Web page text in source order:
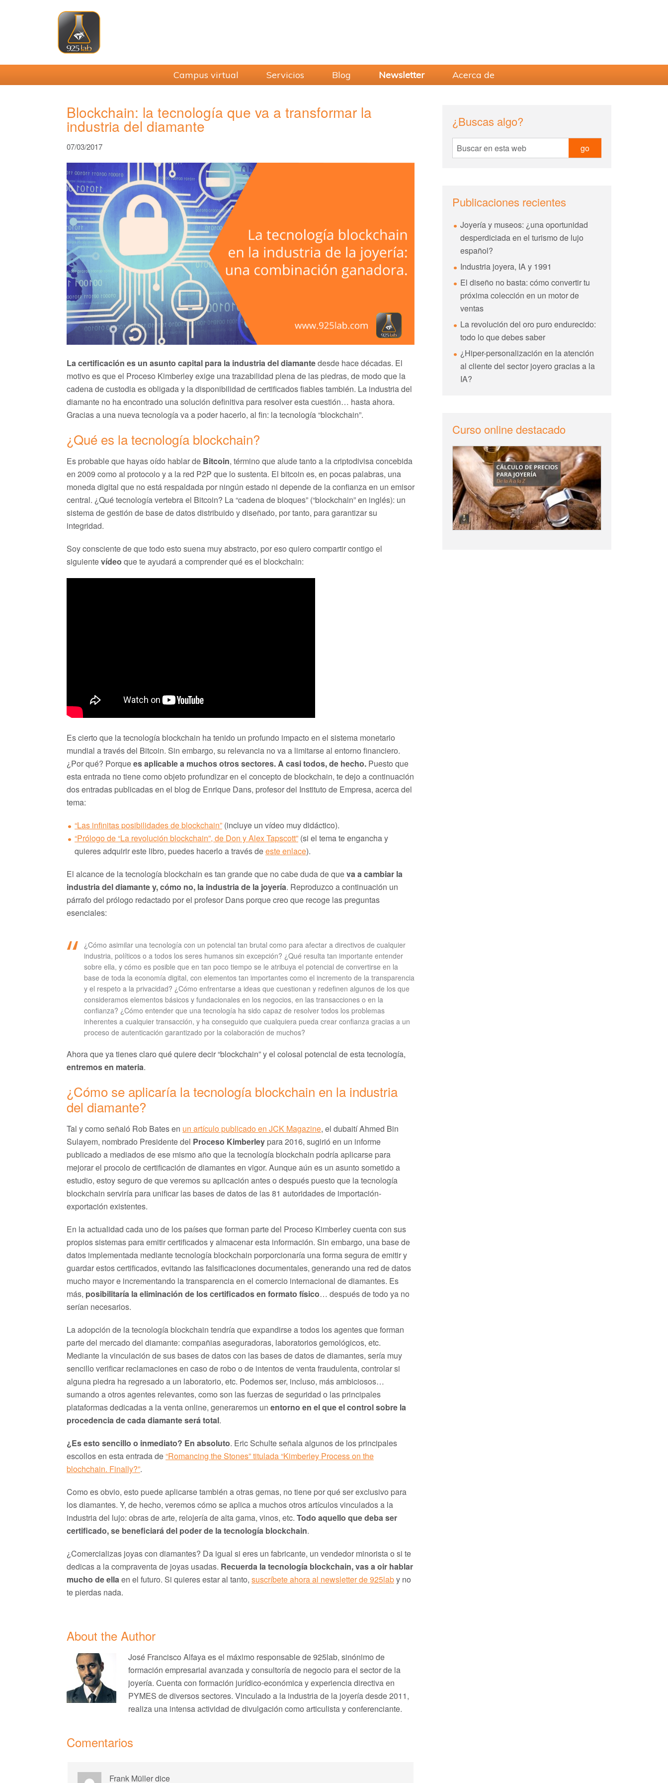
Campus virtual
Servicios Blog Newsletter Acerca de
Blockchain: la tecnología que va a transformar la
industria del diamante
07/03/2017
La certificación es un asunto capital para la industria del diamantedesde hace décadas. El
motivo es que el Proceso Kimberley exige una trazabilidad plena de las piedras, de modo que la
cadena de custodia es obligada y la disponibilidad de certificados fiables también. La industria del
diamante no ha encontrado una solución definitiva para resolver esta cuestión… hasta ahora.
Gracias a una nueva tecnología va a poder hacerlo, al fin: la tecnología “blockchain”.
¿Qué es la tecnología blockchain?
Es probable que hayas oído hablar de Bitcoin, término que alude tanto a la criptodivisa concebida
en 2009 como al protocolo y a la red P2P que lo sustenta. El bitcoin es, en pocas palabras, una
moneda digital que no está respaldada por ningún estado ni depende de la confianza en un emisor
central. ¿Qué tecnología vertebra el Bitcoin? La “cadena de bloques” (“blockchain” en inglés): un
sistema de gestión de base de datos distribuido y diseñado, por tanto, para garantizar su
integridad.
Soy consciente de que todo esto suena muy abstracto, por eso quiero compartir contigo el
siguientevídeo que te ayudará a comprender qué es el blockchain:
Es cierto que la tecnología blockchain ha tenido un profundo impacto en el sistema monetario
mundial a través del Bitcoin. Sin embargo, su relevancia no va a limitarse al entorno financiero.
¿Por qué? Porquees aplicable a muchos otros sectores. A casi todos, de hecho. Puesto que
esta entrada no tiene como objeto profundizar en el concepto de blockchain, te dejo a continuación
dos entradas publicadas en el blog de Enrique Dans, profesor del Instituto de Empresa, acerca del
tema:
“Las infinitas posibilidades de blockchain” (incluye un vídeo muy didáctico).
“Prólogo de “La revolución blockchain”, de Don y Alex Tapscott” (si el tema te engancha y
quieres adquirir este libro, puedes hacerlo a través deeste enlace).
El alcance de la tecnología blockchain es tan grande que no cabe duda de queva a cambiar la
industria del diamante y, cómo no, la industria de la joyería. Reproduzco a continuación un
párrafo del prólogo redactado por el profesor Dans porque creo que recoge las preguntas
esenciales:
¿Cómo asimilar una tecnología con un potencial tan brutal como para afectar a directivos de cualquier
industria, políticos o a todos los seres humanos sin excepción? ¿Qué resulta tan importante entender
sobre ella, y cómo es posible que en tan poco tiempo se le atribuya el potencial de convertirse en la
base de toda la economía digital, con elementos tan importantes como el incremento de la transparencia
y el respeto a la privacidad? ¿Cómo enfrentarse a ideas que cuestionan y redefinen algunos de los que
consideramos elementos básicos y fundacionales en los negocios, en las transacciones o en la
confianza? ¿Cómo entender que una tecnología ha sido capaz de resolver todos los problemas
inherentes a cualquier transacción, y ha conseguido que cualquiera pueda crear confianza gracias a un
proceso de autenticación garantizado por la colaboración de muchos?
Ahora que ya tienes claro qué quiere decir “blockchain” y el colosal potencial de esta tecnología,
entremos en materia.
¿Cómo se aplicaría la tecnología blockchain en la industria
del diamante?
Tal y como señaló Rob Bates en un artículo publicado en JCK Magazine, el dubaití Ahmed Bin
Sulayem, nombrado Presidente del Proceso Kimberley para 2016, sugirió en un informe
publicado a mediados de ese mismo año que la tecnología blockchain podría aplicarse para
mejorar el procolo de certificación de diamantes en vigor. Aunque aún es un asunto sometido a
estudio, estoy seguro de que veremos su aplicación antes o después puesto que la tecnología
blockchain serviría para unificar las bases de datos de las 81 autoridades de importación-
exportación existentes.
En la actualidad cada uno de los países que forman parte del Proceso Kimberley cuenta con sus
propios sistemas para emitir certificados y almacenar esta información. Sin embargo, una base de
datos implementada mediante tecnología blockchain porporcionaría una forma segura de emitir y
guardar estos certificados, evitando las falsificaciones documentales, generando una red de datos
mucho mayor e incrementando la transparencia en el comercio internacional de diamantes. Es
más, posibilitaría la eliminación de los certificados en formato físico… después de todo ya no
serían necesarios.
La adopción de la tecnología blockchain tendría que expandirse a todos los agentes que forman
parte del mercado del diamante: compañias aseguradoras, laboratorios gemológicos, etc.
Mediante la vinculación de sus bases de datos con las bases de datos de diamantes, sería muy
sencillo verificar reclamaciones en caso de robo o de intentos de venta fraudulenta, controlar si
alguna piedra ha regresado a un laboratorio, etc. Podemos ser, incluso, más ambiciosos…
sumando a otros agentes relevantes, como son las fuerzas de seguridad o las principales
plataformas dedicadas a la venta online, generaremos un entorno en el que el control sobre la
procedencia de cada diamante será total.
¿Es esto sencillo o inmediato? En absoluto. Eric Schulte señala algunos de los principales
escollos en esta entrada de“Romancing the Stones” titulada “Kimberley Process on the
blochchain. Finally?”.
Como es obvio, esto puede aplicarse también a otras gemas, no tiene por qué ser exclusivo para
los diamantes. Y, de hecho, veremos cómo se aplica a muchos otros artículos vinculados a la
industria del lujo: obras de arte, relojería de alta gama, vinos, etc. Todo aquello que deba ser
certificado, se beneficiará del poder de la tecnología blockchain.
¿Comercializas joyas con diamantes? Da igual si eres un fabricante, un vendedor minorista o si te
dedicas a la compraventa de joyas usadas. Recuerda la tecnología blockchain, vas a oir hablar
mucho de ellaen el futuro. Si quieres estar al tanto, suscríbete ahora al newsletter de 925laby no
te pierdas nada.
About the Author
José Francisco Alfaya es el máximo responsable de 925lab, sinónimo de
formación empresarial avanzada y consultoría de negocio para el sector de la
joyería. Cuenta con formación jurídico-económica y experiencia directiva en
PYMES de diversos sectores. Vinculado a la industria de la joyería desde 2011,
realiza una intensa actividad de divulgación como articulista y conferenciante.
Interacciones
Comentarios
Frank Müllerdice
Sidebar
¿Buscas algo?
Buscar
en
Publicaciones recientes
Joyería y museos: ¿una oportunidad
desperdiciada en el turismo de lujo
español?
Industria joyera, IA y 1991
El diseño no basta: cómo convertir tu
próxima colección en un motor de
ventas
La revolución del oro puro endurecido:
todo lo que debes saber
¿Hiper-personalización en la atención
al cliente del sector joyero gracias a la
IA?
Curso online destacado